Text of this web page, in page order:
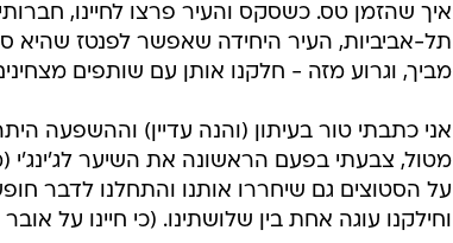
איך שהזמן טס. כשסקס והעיר פרצו לחיינו, חברותי
תל-אביביות, העיר היחידה שאפשר לפנטז שהיא
מביך, וגרוע מזה - חלקנו אותן עם שותפים
אני כתבתי טור בעיתון (והנה עדיין) וההשפעה
מטול, צבעתי בפעם הראשונה את השיער לג'ינג'י
על הסטוצים גם שיחררו אותנו והתחלנו לדבר
וחילקנו עוגה אחת בין שלושתינו. (כי חיינו על